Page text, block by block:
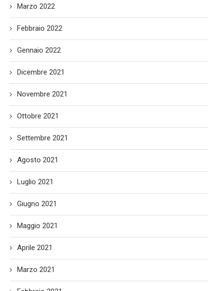
Marzo 2022
Febbraio 2022
Gennaio 2022
Dicembre 2021
Novembre 2021
Ottobre 2021
Settembre 2021
Agosto 2021
Luglio 2021
Giugno 2021
Maggio 2021
Aprile 2021
Marzo 2021